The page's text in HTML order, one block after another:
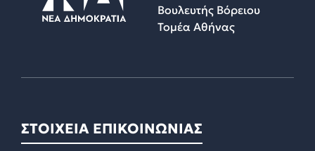
Βουλευτής Βόρειου
Τομέα Αθήνας
ΣΤΟΙΧΕΙΑ ΕΠΙΚΟΙΝΩΝΙΑΣ